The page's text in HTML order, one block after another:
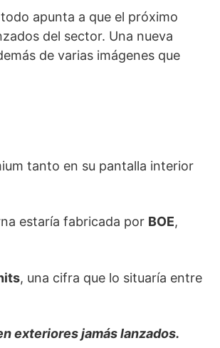
apunta a que el próximo
del sector. Una nueva
de varias imágenes que
tanto en su pantalla interior
estaría fabricada por BOE,
, una cifra que lo situaría entre
exteriores jamás lanzados.